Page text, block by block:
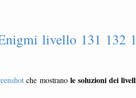
livello 131 132
che mostrano le soluzioni dei